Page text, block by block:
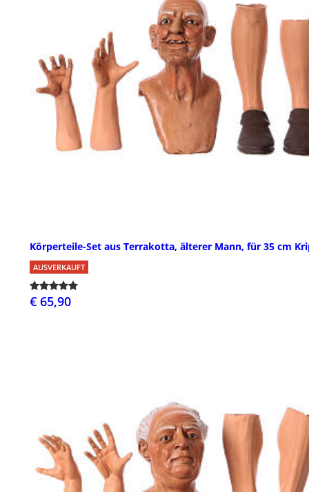
Körperteile-Set aus Terrakotta, älterer Mann, für 35 cm
AUSVERKAUFT
€ 65,90